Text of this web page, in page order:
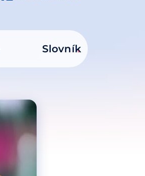
Slovník